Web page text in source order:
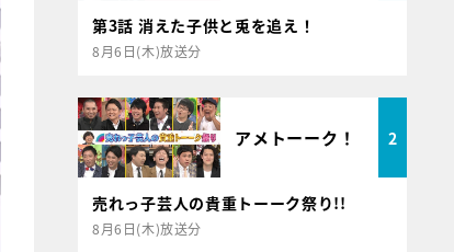
第3話 消えた子供と兎を追え！
8月6日(木)放送分
アメトーーク！ 2
売れっ子芸人の貴重トーーク祭り!!
8月6日(木)放送分